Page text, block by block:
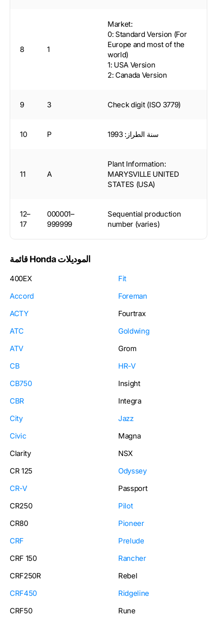
8 1
Market:
0: Standard Version (For
Europe and most of the
world)
1: USA Version
2: Canada Version
9 3 Check digit (ISO 3779)
10 P سنة الطراز: 1993
11 A
Plant Information:
MARYSVILLE UNITED
STATES (USA)
12–
17
000001–
999999
Sequential production
number (varies)
قائمة Honda الموديلات
400EX
Accord
ACTY
ATC
ATV
CB
CB750
CBR
City
Civic
Clarity
CR 125
CR-V
CR250
CR80
CRF
CRF 150
CRF250R
CRF450
CRF50
Fit
Foreman
Fourtrax
Goldwing
Grom
HR-V
Insight
Integra
Jazz
Magna
NSX
Odyssey
Passport
Pilot
Pioneer
Prelude
Rancher
Rebel
Ridgeline
Rune